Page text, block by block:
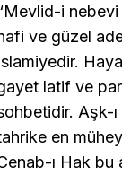
i nebevi
ve güzel
latif ve
Aşk-
en
ı Hak